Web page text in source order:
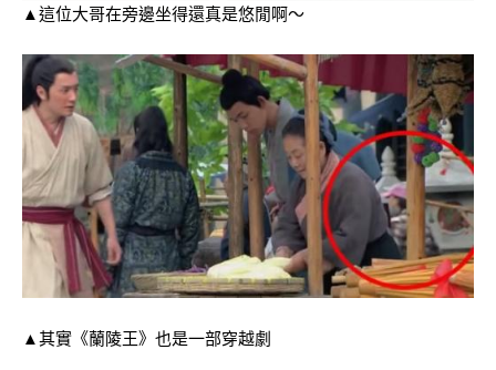
▲這位大哥在旁邊坐得還真是悠閒啊～
▲其實《蘭陵王》也是一部穿越劇